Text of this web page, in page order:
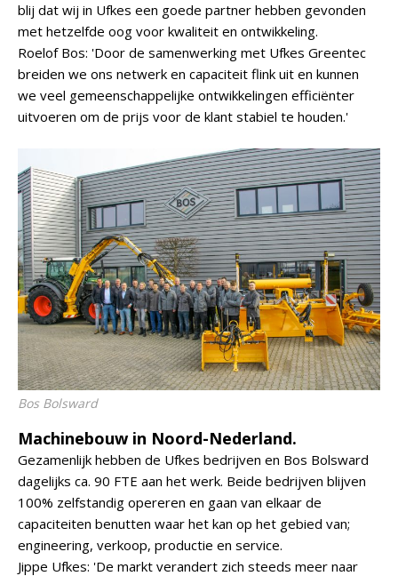
blij dat wij in Ufkes een goede partner hebben gevonden
met hetzelfde oog voor kwaliteit en ontwikkeling.
Roelof Bos: 'Door de samenwerking met Ufkes Greentec
breiden we ons netwerk en capaciteit flink uit en kunnen
we veel gemeenschappelijke ontwikkelingen efficiënter
uitvoeren om de prijs voor de klant stabiel te houden.'
Bos Bolsward
Machinebouw in Noord-Nederland.
Gezamenlijk hebben de Ufkes bedrijven en Bos Bolsward
dagelijks ca. 90 FTE aan het werk. Beide bedrijven blijven
100% zelfstandig opereren en gaan van elkaar de
capaciteiten benutten waar het kan op het gebied van;
engineering, verkoop, productie en service.
Jippe Ufkes: 'De markt verandert zich steeds meer naar